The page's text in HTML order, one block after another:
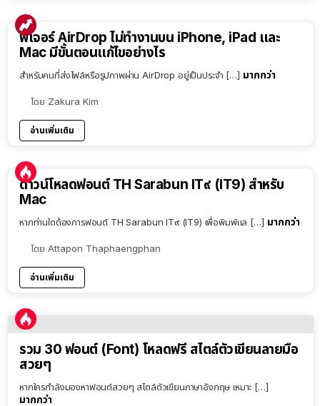
ฟีเจอร์ AirDrop ไม่ทำงานบน iPhone, iPad และ
Mac มีขั้นตอนแก้ไขอย่างไร
สำหรับคนที่ส่งไฟล์หรือรูปภาพผ่าน AirDrop อยู่เป็นประจำ […] มากกว่า
โดย Zakura Kim
อ่านเพิ่มเติม
ดาวน์โหลดฟอนต์ TH Sarabun IT๙ (IT9) สำหรับ
Mac
หากท่านใดต้องการฟอนต์ TH Sarabun IT๙ (IT9) เพื่อพิมพ์แล […] มากกว่า
โดย Attapon Thaphaengphan
อ่านเพิ่มเติม
รวม 30 ฟอนต์ (Font) โหลดฟรี สไตล์ตัวเขียนลายมือ
สวยๆ
หากใครกำลังมองหาฟอนต์สวยๆ สไตล์ตัวเขียนภาษาอังกฤษ เหมาะ […]
มากกว่า